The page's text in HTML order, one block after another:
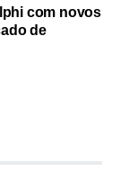
com novos
de